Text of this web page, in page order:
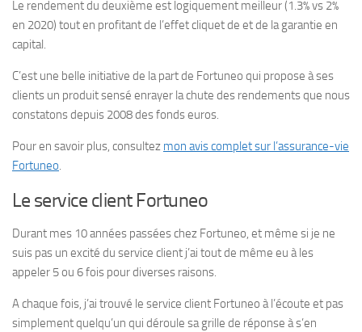
Le rendement du deuxième est logiquement meilleur (1.3% vs 2%
en 2020) tout en profitant de l’effet cliquet de et de la garantie en
capital.
C’est une belle initiative de la part de Fortuneo qui propose à ses
clients un produit sensé enrayer la chute des rendements que nous
constatons depuis 2008 des fonds euros.
Pour en savoir plus, consultez mon avis complet sur l’assurance-vie
Fortuneo.
Le service client Fortuneo
Durant mes 10 années passées chez Fortuneo, et même si je ne
suis pas un excité du service client j’ai tout de même eu à les
appeler 5 ou 6 fois pour diverses raisons.
A chaque fois, j’ai trouvé le service client Fortuneo à l’écoute et pas
simplement quelqu’un qui déroule sa grille de réponse à s’en